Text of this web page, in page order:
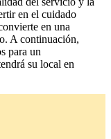
en el cuidado
en una
A continuación,
para un
su local en